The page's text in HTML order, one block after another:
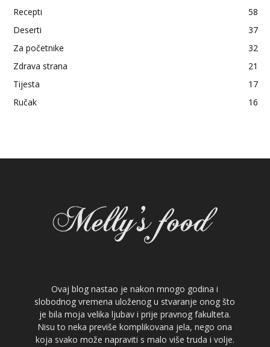
Recepti
58
Deserti
37
Za početnike
32
Zdrava strana
21
Tijesta
17
Ručak
16
Ovaj blog nastao je nakon mnogo godina i
slobodnog vremena uloženog u stvaranje onog što
je bila moja velika ljubav i prije pravnog fakulteta.
Nisu to neka previše komplikovana jela, nego ona
koja svako može napraviti s malo više truda i volje.